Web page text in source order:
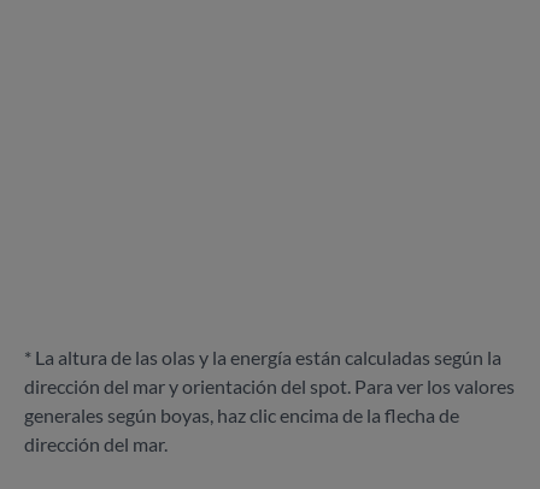
* La altura de las olas y la energía están calculadas según la
dirección del mar y orientación del spot. Para ver los valores
generales según boyas, haz clic encima de la flecha de
dirección del mar.